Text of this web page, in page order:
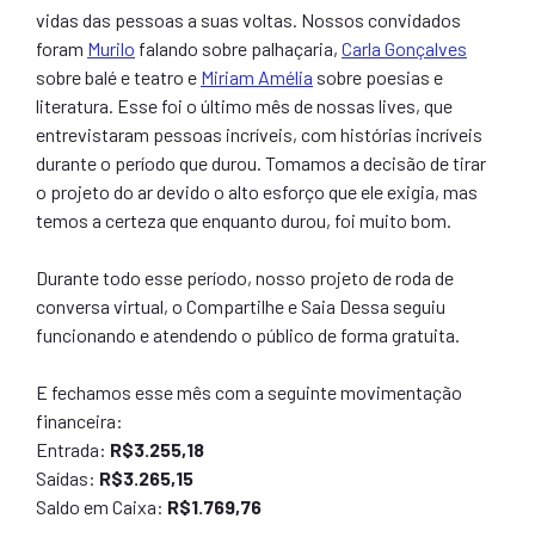
vidas das pessoas a suas voltas. Nossos convidados
foram Murilo falando sobre palhaçaria, Carla Gonçalves
sobre balé e teatro e Miriam Amélia sobre poesias e
literatura. Esse foi o último mês de nossas lives, que
entrevistaram pessoas incríveis, com histórias incríveis
durante o período que durou. Tomamos a decisão de tirar
o projeto do ar devido o alto esforço que ele exigia, mas
temos a certeza que enquanto durou, foi muito bom.
Durante todo esse período, nosso projeto de roda de
conversa virtual, o Compartilhe e Saia Dessa seguiu
funcionando e atendendo o público de forma gratuita.
E fechamos esse mês com a seguinte movimentação
financeira:
Entrada: R$3.255,18
Saídas: R$3.265,15
Saldo em Caixa: R$1.769,76